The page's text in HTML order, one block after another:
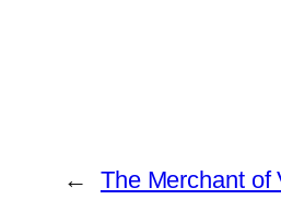
← The Merchant of